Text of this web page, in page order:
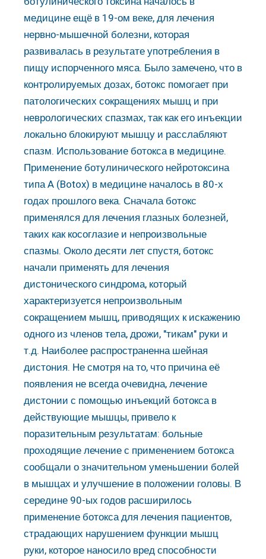
медицине ещё в 19-ом веке, для лечения
нервно-мышечной болезни, которая
развивалась в результате употребления в
пищу испорченного мяса. Было замечено, что в
контролируемых дозах, ботокс помогает при
патологических сокращениях мышц и при
неврологических спазмах, так как его инъекции
локально блокируют мышцу и расслабляют
спазм. Использование ботокса в медицине.
Применение ботулинического нейротоксина
типа A (Botox) в медицине началось в 80-х
годах прошлого века. Сначала ботокс
применялся для лечения глазных болезней,
таких как косоглазие и непроизвольные
спазмы. Около десяти лет спустя, ботокс
начали применять для лечения
дистонического синдрома, который
характеризуется непроизвольным
сокращением мышц, приводящих к искажению
одного из членов тела, дрожи, "тикам" руки и
т.д. Наиболее распространенна шейная
дистония. Не смотря на то, что причина её
появления не всегда очевидна, лечение
дистонии с помощью инъекций ботокса в
действующие мышцы, привело к
поразительным результатам: больные
проходящие лечение с применением ботокса
сообщали о значительном уменьшении болей
в мышцах и улучшение в положении головы. В
середине 90-ых годов расширилось
применение ботокса для лечения пациентов,
страдающих нарушением функции мышц
руки, которое наносило вред способности